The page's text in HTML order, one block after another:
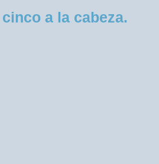
a la cabeza.